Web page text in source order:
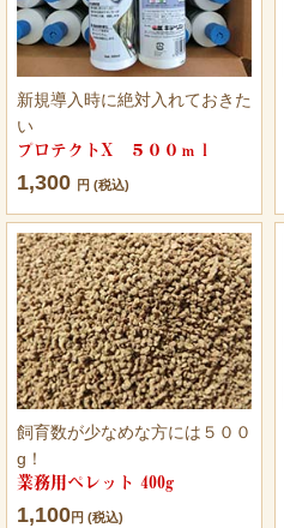
新規導入時に絶対入れておきた
い
プロテクトX ５００ｍｌ
1,300 円 (税込)
飼育数が少なめな方には５００
g！
業務用ペレット 400g
1,100円 (税込)